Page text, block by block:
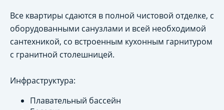
Все квартиры сдаются в полной чистовой отделке, с
оборудованными санузлами и всей необходимой
сантехникой, со встроенным кухонным гарнитуром
с гранитной столешницей.
Инфраструктура:
Плавательный бассейн